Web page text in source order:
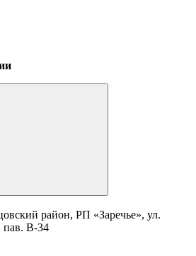
район, РП «Заречье», ул.
пав. B-34